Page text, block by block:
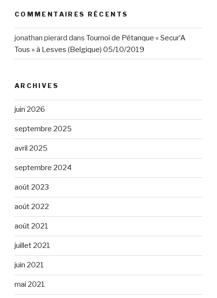
COMMENTAIRES RÉCENTS
jonathan pierard dans Tournoi de Pétanque « Secur’A
Tous » à Lesves (Belgique) 05/10/2019
ARCHIVES
juin 2026
septembre 2025
avril 2025
septembre 2024
août 2023
août 2022
août 2021
juillet 2021
juin 2021
mai 2021